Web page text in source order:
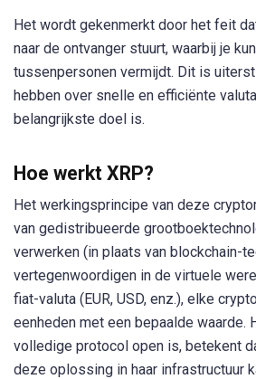
Het wordt gekenmerkt door het feit
naar de ontvanger stuurt, waarbij je
tussenpersonen vermijdt. Dit is
hebben over snelle en efficiënte
belangrijkste doel is.
Hoe werkt XRP?
Het werkingsprincipe van deze
van gedistribueerde
verwerken (in plaats van blockchain-
vertegenwoordigen in de virtuele
fiat-valuta (EUR, USD, enz.), elke
eenheden met een bepaalde waarde.
volledige protocol open is, betekent
deze oplossing in haar infrastructuur